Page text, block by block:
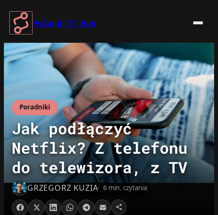
Przejdź
treści
Poland IT Hub
Poradniki
Jak podłączyć
Netflix? Z telefonu
do telewizora, z TV
GRZEGORZ KUZIA 6 min. czytania